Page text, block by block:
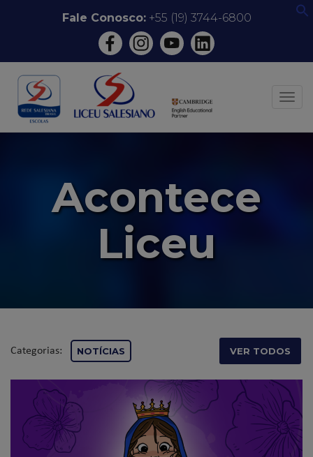
conteúdo
Fale Conosco:+55 (19) 3744-6800
Acontece
Liceu
Categorias: NOTÍCIAS VER TODOS